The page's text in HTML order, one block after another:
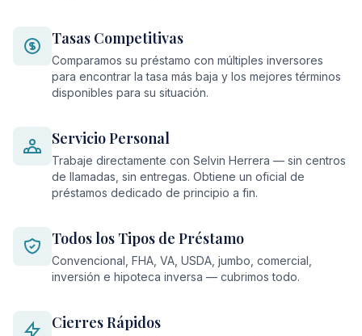
Tasas Competitivas
Comparamos su préstamo con múltiples inversores
para encontrar la tasa más baja y los mejores términos
disponibles para su situación.
Servicio Personal
Trabaje directamente con Selvin Herrera — sin centros
de llamadas, sin entregas. Obtiene un oficial de
préstamos dedicado de principio a fin.
Todos los Tipos de Préstamo
Convencional, FHA, VA, USDA, jumbo, comercial,
inversión e hipoteca inversa — cubrimos todo.
Cierres Rápidos